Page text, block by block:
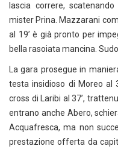
lascia correre,
mister Prina. Mazzarani
al 19’ è già pronto per
bella rasoiata mancina.
La gara prosegue in
testa insidioso di Moreo al
cross di Laribi al 37’,
entrano anche Abero,
Acquafresca, ma non
prestazione offerta da